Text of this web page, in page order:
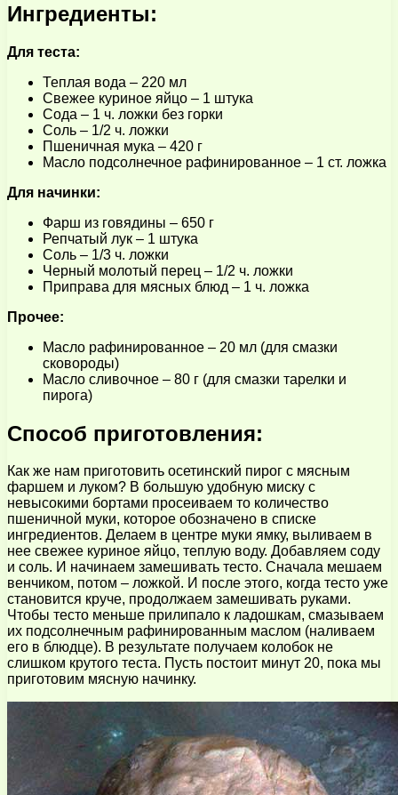
Ингредиенты:
Для теста:
Теплая вода – 220 мл
Свежее куриное яйцо – 1 штука
Сода – 1 ч. ложки без горки
Соль – 1/2 ч. ложки
Пшеничная мука – 420 г
Масло подсолнечное рафинированное – 1 ст. ложка
Для начинки:
Фарш из говядины – 650 г
Репчатый лук – 1 штука
Соль – 1/3 ч. ложки
Черный молотый перец – 1/2 ч. ложки
Приправа для мясных блюд – 1 ч. ложка
Прочее:
Масло рафинированное – 20 мл (для смазки
сковороды)
Масло сливочное – 80 г (для смазки тарелки и
пирога)
Способ приготовления:
Как же нам приготовить осетинский пирог с мясным
фаршем и луком? В большую удобную миску с
невысокими бортами просеиваем то количество
пшеничной муки, которое обозначено в списке
ингредиентов. Делаем в центре муки ямку, выливаем в
нее свежее куриное яйцо, теплую воду. Добавляем соду
и соль. И начинаем замешивать тесто. Сначала мешаем
венчиком, потом – ложкой. И после этого, когда тесто уже
становится круче, продолжаем замешивать руками.
Чтобы тесто меньше прилипало к ладошкам, смазываем
их подсолнечным рафинированным маслом (наливаем
его в блюдце). В результате получаем колобок не
слишком крутого теста. Пусть постоит минут 20, пока мы
приготовим мясную начинку.